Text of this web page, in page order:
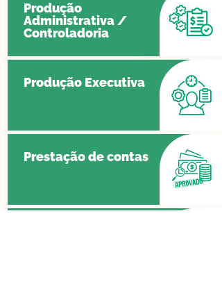
Produção
Administrativa /
Controladoria
Produção Executiva
Prestação de contas